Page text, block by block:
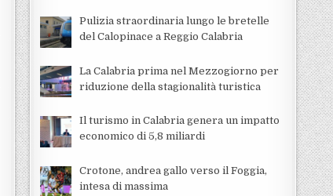
Pulizia straordinaria lungo le bretelle
del Calopinace a Reggio Calabria
La Calabria prima nel Mezzogiorno per
riduzione della stagionalità turistica
Il turismo in Calabria genera un impatto
economico di 5,8 miliardi
Crotone, andrea gallo verso il Foggia,
intesa di massima